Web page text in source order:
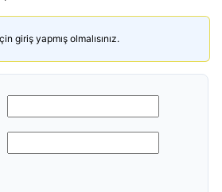
giriş yapmış olmalısınız.